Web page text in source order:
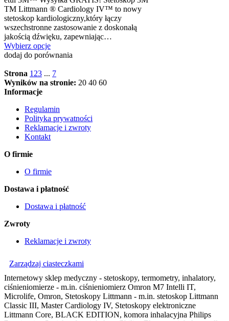
TM Littmann ® Cardiology IV™ to nowy
stetoskop kardiologiczny,który łączy
wszechstronne zastosowanie z doskonałą
jakością dźwięku, zapewniając…
Wybierz opcje
dodaj do porównania
Strona 1 23 ... 7
Wyników na stronie: 20 40 60
Informacje
Regulamin
Polityka prywatności
Reklamacje i zwroty
Kontakt
O firmie
O firmie
Dostawa i płatność
Dostawa i płatność
Zwroty
Reklamacje i zwroty
Zarządzaj ciasteczkami
Internetowy sklep medyczny - stetoskopy, termometry, inhalatory,
ciśnieniomierze - m.in. ciśnieniomierz Omron M7 Intelli IT,
Microlife, Omron, Stetoskopy Littmann - m.in. stetoskop Littmann
Classic III, Master Cardiology IV, Stetoskopy elektroniczne
Littmann Core, BLACK EDITION, komora inhalacyjna Philips